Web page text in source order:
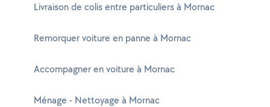
Livraison de colis entre particuliers à Mornac
Remorquer voiture en panne à Mornac
Accompagner en voiture à Mornac
Ménage - Nettoyage à Mornac